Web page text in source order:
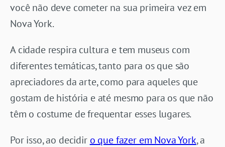
você não deve cometer na sua primeira vez em
Nova York.
A cidade respira cultura e tem museus com
diferentes temáticas, tanto para os que são
apreciadores da arte, como para aqueles que
gostam de história e até mesmo para os que não
têm o costume de frequentar esses lugares.
Por isso, ao decidir o que fazer em Nova York, a